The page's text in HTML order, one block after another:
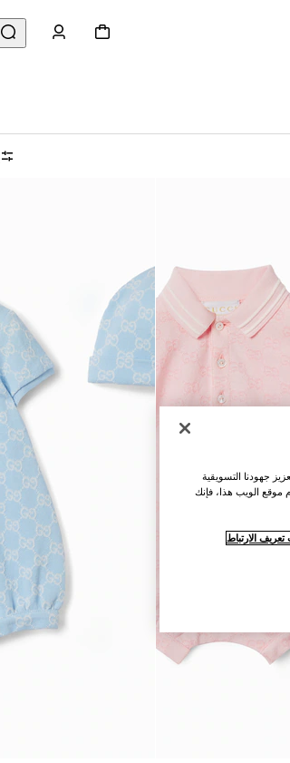
جهودنا التسويقية
موقع الويب هذا، فإنك
الارتباط